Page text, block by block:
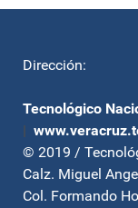
Dirección:
Tecnológico
|
© 2019 /
Calz. Miguel
Col. Formando